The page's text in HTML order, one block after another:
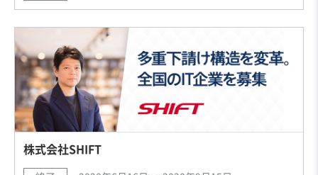
株式会社SHIFT